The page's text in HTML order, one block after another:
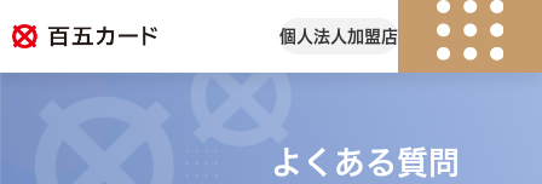
個人 法人加盟店
よくある質問